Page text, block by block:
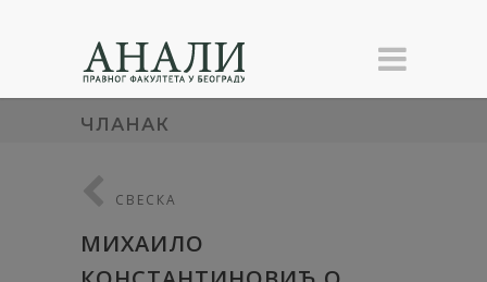
ЧЛАНАК
СВЕСКА
МИХАИЛО